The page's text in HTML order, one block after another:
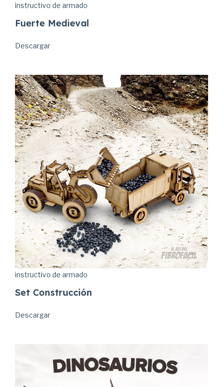
instructivo de armado
Fuerte Medieval
Descargar
instructivo de armado
Set Construcción
Descargar